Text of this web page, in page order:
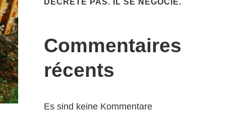
DÉCRÈTE PAS. IL SE NÉGOCIE.
Commentaires
récents
Es sind keine Kommentare